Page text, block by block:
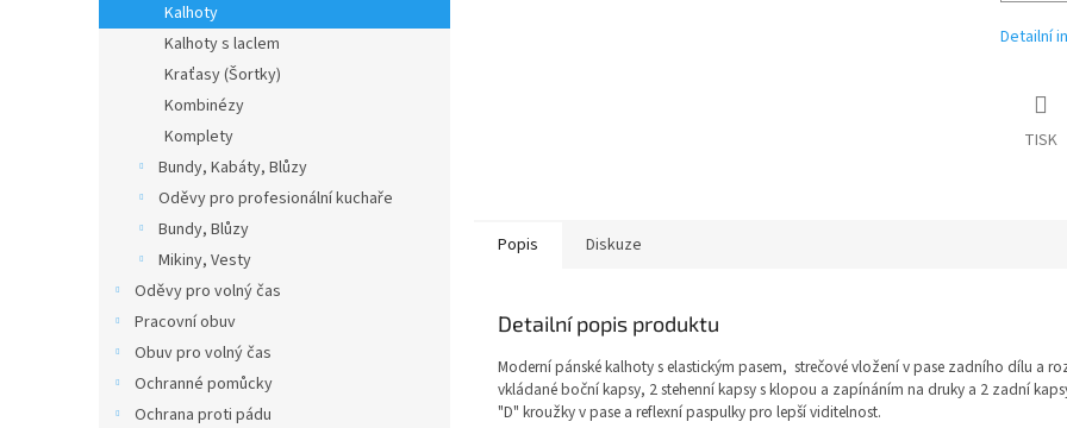
Kalhoty
Kalhoty s laclem
Kraťasy (Šortky)
Kombinézy
Komplety
Bundy, Kabáty, Blůzy
Oděvy pro profesionální kuchaře
Bundy, Blůzy
Mikiny, Vesty
Oděvy pro volný čas
Pracovní obuv
Obuv pro volný čas
Ochranné pomůcky
Ochrana proti pádu
Detailní
TISK
Popis Diskuze
Detailní popis produktu
Moderní pánské kalhoty s elastickým pasem, strečové vložení v pase zadního dílu a
vkládané boční kapsy, 2 stehenní kapsy s klopou a zapínáním na druky a 2 zadní
"D" kroužky v pase a reflexní paspulky pro lepší viditelnost.